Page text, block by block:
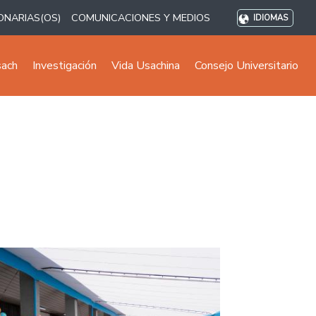
COMUNICACIONES Y MEDIOS IDIOMAS
Investigación Vida Usachina Consejo Universitario